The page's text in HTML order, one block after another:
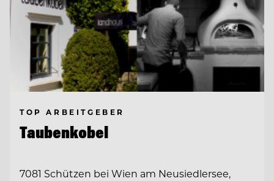
TOP ARBEITGEBER
Taubenkobel
7081 Schützen bei Wien am Neusiedlersee,